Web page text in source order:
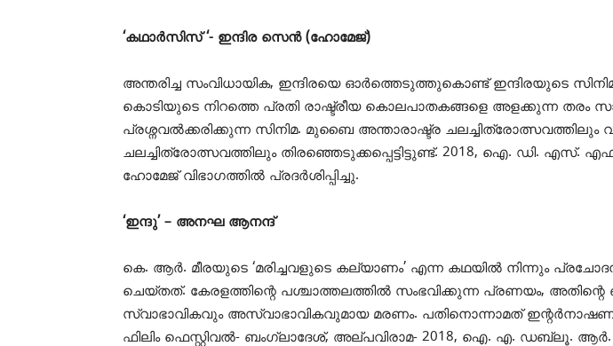
‘കഥാർസിസ് ‘- ഇന്ദിര സെൻ (ഹോമേജ്)
അന്തരിച്ച സംവിധായിക, ഇന്ദിരയെ ഓർത്തെടുത്തുകൊണ്ട് ഇന്ദിരയുടെ സിനിമ
കൊടിയുടെ നിറത്തെ പ്രതി രാഷ്ട്രീയ കൊലപാതകങ്ങളെ അളക്കുന്ന തരം
പ്രശ്നവൽക്കരിക്കുന്ന സിനിമ. മുബൈ അന്താരാഷ്ട്ര ചലച്ചിത്രോത്സവത്തിലും
ചലച്ചിത്രോത്സവത്തിലും തിരഞ്ഞെടുക്കപ്പെട്ടിട്ടുണ്ട്. 2018, ഐ. ഡി. എസ്.
ഹോമേജ് വിഭാഗത്തിൽ പ്രദർശിപ്പിച്ചു.
‘ഇന്ദു’ – അനഘ ആനന്ദ്
കെ. ആർ. മീരയുടെ ‘മരിച്ചവളുടെ കല്യാണം’ എന്ന കഥയിൽ നിന്നും
ചെയ്തത്. കേരളത്തിന്റെ പശ്ചാത്തലത്തിൽ സംഭവിക്കുന്ന പ്രണയം, അതിന്റെ
സ്വാഭാവികവും അസ്വാഭാവികവുമായ മരണം. പതിനൊന്നാമത്
ഫിലിം ഫെസ്റ്റിവൽ- ബംഗ്ലാദേശ്, അല്പവിരാമ- 2018, ഐ. എ. ഡബ്ലൂ.